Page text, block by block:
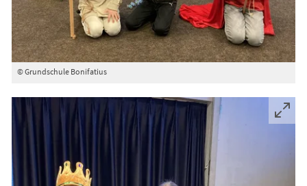
© Grundschule Bonifatius